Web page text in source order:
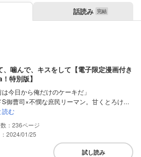
話読み
、噛んで、キスをして【電子限定漫画付き
特別版】
は今日から俺だけのケーキだ」
S御曹司×不憫な庶民リーマン。甘くとろけ...
読む
236
2024/01/25
試し読み